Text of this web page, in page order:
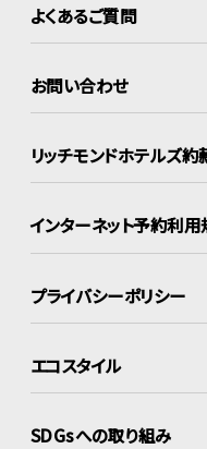
よくあるご質問
お問い合わせ
リッチモンドホテルズ約
インターネット予約利用
プライバシーポリシー
エコスタイル
SDGsへの取り組み